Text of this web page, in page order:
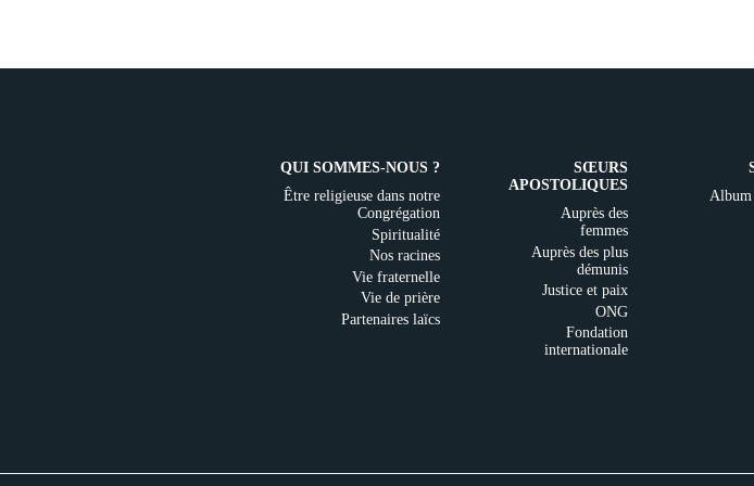
QUI SOMMES-NOUS ?
Être religieuse dans notre
Congrégation
Spiritualité
Nos racines
Vie fraternelle
Vie de prière
Partenaires laïcs
SŒURS
APOSTOLIQUES
Auprès des
femmes
Auprès des plus
démunis
Justice et paix
ONG
Fondation
internationale
Album